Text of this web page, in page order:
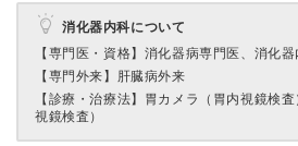
消化器内科について
【専門医・資格】 消化器病専門医、消化器
【専門外来】 肝臓病外来
【診療・治療法】 胃カメラ（胃内視鏡検
視鏡検査）